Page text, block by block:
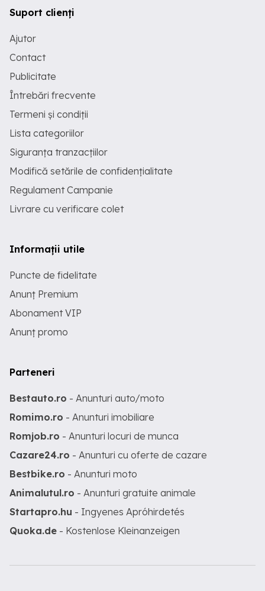
Suport clienți
Ajutor
Contact
Publicitate
Întrebări frecvente
Termeni și condiții
Lista categoriilor
Siguranța tranzacțiilor
Modifică setările de confidențialitate
Regulament Campanie
Livrare cu verificare colet
Informații utile
Puncte de fidelitate
Anunț Premium
Abonament VIP
Anunț promo
Parteneri
Bestauto.ro - Anunturi auto/moto
Romimo.ro - Anunturi imobiliare
Romjob.ro - Anunturi locuri de munca
Cazare24.ro - Anunturi cu oferte de cazare
Bestbike.ro - Anunturi moto
Animalutul.ro - Anunturi gratuite animale
Startapro.hu - Ingyenes Apróhirdetés
Quoka.de - Kostenlose Kleinanzeigen